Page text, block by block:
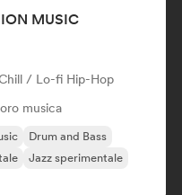
MUSIC
/ Lo-fi Hip-Hop
musica
Drum and Bass
Jazz sperimentale